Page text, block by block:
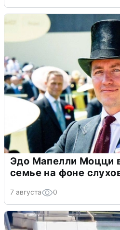
Эдо Мапелли Моцци
семье на фоне
7 августа 0